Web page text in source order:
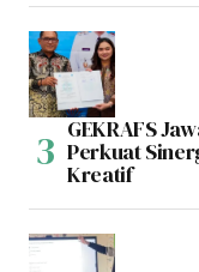
GEKRAFS
Perkuat
Kreatif